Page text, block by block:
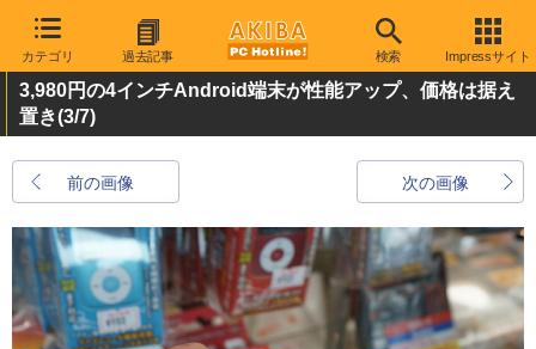
カテゴリ 過去記事 検索 Impressサイト
3,980円の4インチAndroid端末が性能アップ、価格は据え
置き(3/7)
前の画像 次の画像